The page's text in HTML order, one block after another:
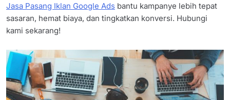
Jasa Pasang Iklan Google Ads bantu kampanye lebih tepat
sasaran, hemat biaya, dan tingkatkan konversi. Hubungi
kami sekarang!